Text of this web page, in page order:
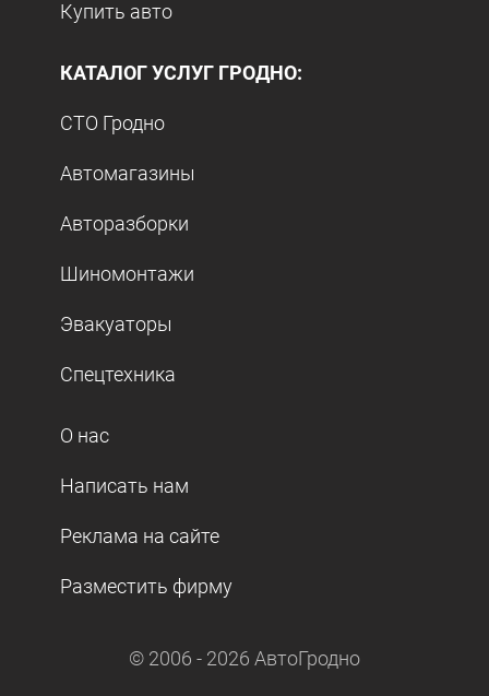
Купить авто
КАТАЛОГ УСЛУГ ГРОДНО:
СТО Гродно
Автомагазины
Авторазборки
Шиномонтажи
Эвакуаторы
Спецтехника
О нас
Написать нам
Реклама на сайте
Разместить фирму
© 2006 - 2026 АвтоГродно